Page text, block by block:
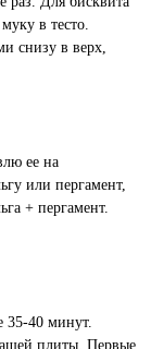
в тесто.
снизу в верх,
ее на
или пергамент,
+ пергамент.
35-40 минут.
плиты. Первые